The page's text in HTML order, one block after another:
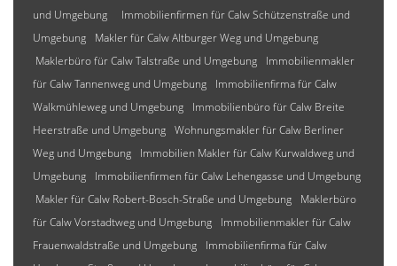
und Umgebung
Immobilienfirmen für Calw Schützenstraße und
Umgebung
Makler für Calw Altburger Weg und Umgebung
Maklerbüro für Calw Talstraße und Umgebung
Immobilienmakler
für Calw Tannenweg und Umgebung
Immobilienfirma für Calw
Walkmühleweg und Umgebung
Immobilienbüro für Calw Breite
Heerstraße und Umgebung Wohnungsmakler für Calw Berliner
Weg und Umgebung
Immobilien Makler für Calw Kurwaldweg und
Umgebung
Immobilienfirmen für Calw Lehengasse und Umgebung
Makler für Calw Robert-Bosch-Straße und Umgebung
Maklerbüro
für Calw Vorstadtweg und Umgebung
Immobilienmakler für Calw
Frauenwaldstraße und Umgebung
Immobilienfirma für Calw